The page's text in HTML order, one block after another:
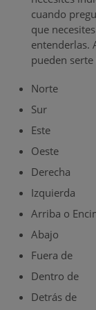
cuando
que
entenderlas.
pueden
Norte
Sur
Este
Oeste
Derecha
Izquierda
Arriba o
Abajo
Fuera de
Dentro de
Detrás de